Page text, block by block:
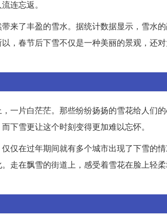
连忘返。
来了丰盈的雪水。据统计数据显示，雪水
，春节后下雪不仅是一种美丽的景观，还
一片白茫茫。那些纷纷扬扬的雪花给人们
下雪更让这个时刻变得更加难以忘怀。
仅在过年期间就有多个城市出现了下雪的情
走在飘雪的街道上，感受着雪花在脸上轻